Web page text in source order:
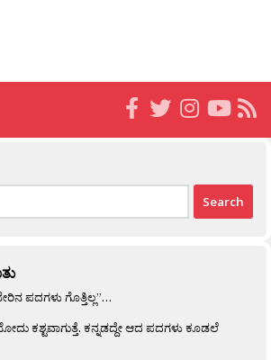
ಪದಗಳು ಗೊತ್ತಿಲ್ಲ”…
ಕಶ್ಟವಾಗುತ್ತೆ. ಕನ್ನಡದ್ದೇ ಆದ ಪದಗಳು ಕೂಡಲೆ